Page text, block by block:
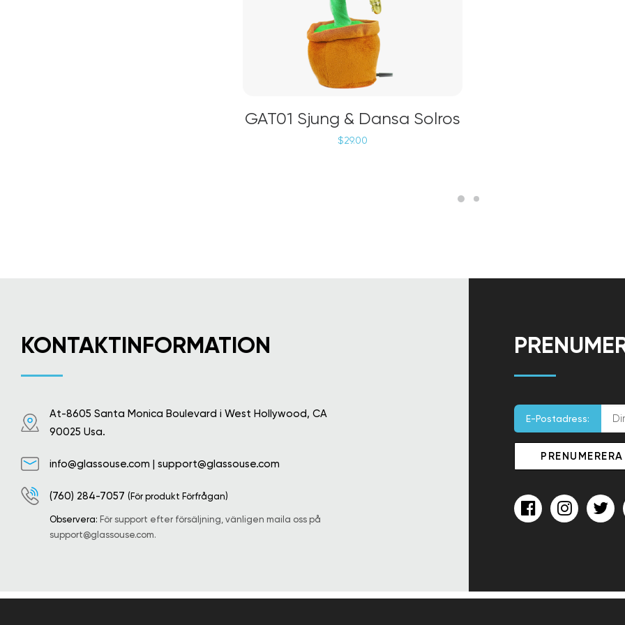
GAT01 Sjung & Dansa Solros
$29.00
KONTAKTINFORMATION
At-8605 Santa Monica Boulevard i West Hollywood, CA
90025 Usa.
info@glassouse.com | support@glassouse.com
(760) 284-7057 (För produkt Förfrågan)
Observera: För support efter försäljning, vänligen maila oss på
support@glassouse.com.
E-Postadress: